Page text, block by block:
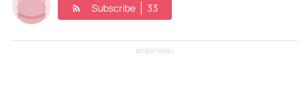
Subscribe 33
ADVERTISING